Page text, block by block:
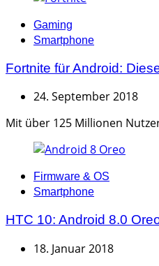
Categories
Gaming
Smartphone
Fortnite für Android:
24. September 2018
Mit über 125 Millionen
Categories
Firmware & OS
Smartphone
HTC 10: Android 8.0
18. Januar 2018